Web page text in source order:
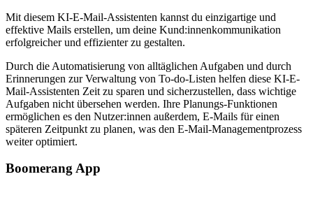
Mit diesem KI-E-Mail-Assistenten kannst du einzigartige und
effektive Mails erstellen, um deine Kund:innenkommunikation
erfolgreicher und effizienter zu gestalten.
Durch die Automatisierung von alltäglichen Aufgaben und durch
Erinnerungen zur Verwaltung von To-do-Listen helfen diese KI-E-
Mail-Assistenten Zeit zu sparen und sicherzustellen, dass wichtige
Aufgaben nicht übersehen werden. Ihre Planungs-Funktionen
ermöglichen es den Nutzer:innen außerdem, E-Mails für einen
späteren Zeitpunkt zu planen, was den E-Mail-Managementprozess
weiter optimiert.
Boomerang App